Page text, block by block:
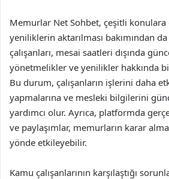
Memurlar Net Sohbet, çeşitli
yeniliklerin aktarılması bakımından
çalışanları, mesai saatleri dışında
yönetmelikler ve yenilikler hakkında
Bu durum, çalışanların işlerini daha
yapmalarına ve mesleki bilgilerini
yardımcı olur. Ayrıca, platformda
ve paylaşımlar, memurların karar
yönde etkileyebilir.
Kamu çalışanlarının karşılaştığı